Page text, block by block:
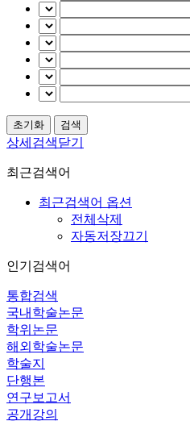
상세검색닫기
최근검색어
최근검색어 옵션
전체삭제
자동저장끄기
인기검색어
통합검색
국내학술논문
학위논문
해외학술논문
학술지
단행본
연구보고서
공개강의